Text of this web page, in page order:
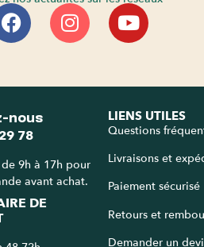
nous
78
9h à 17h pour
avant achat.
DE
LIENS UTILES
Questions
Livraisons et
Paiement sécurisé
Retours et
Demander un